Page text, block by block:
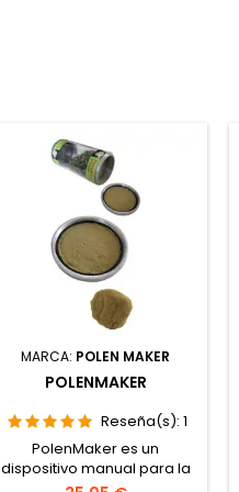
MARCA: POLEN MAKER
POLENMAKER
Reseña(s):1
PolenMaker es un
dispositivo manual para la
extracción en seco de